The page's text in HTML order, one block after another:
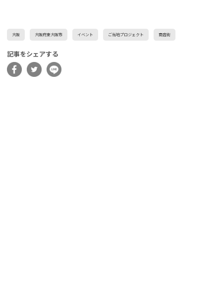
大阪 大阪府東大阪市 イベント ご当地プロジェクト 商店街
記事をシェアする